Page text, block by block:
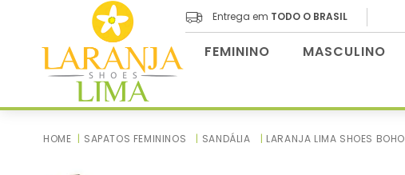
Entrega em TODO O BRASIL
FEMININO MASCULINO
SAPATOS FEMININOS SANDÁLIA LARANJA LIMA SHOES BOHO